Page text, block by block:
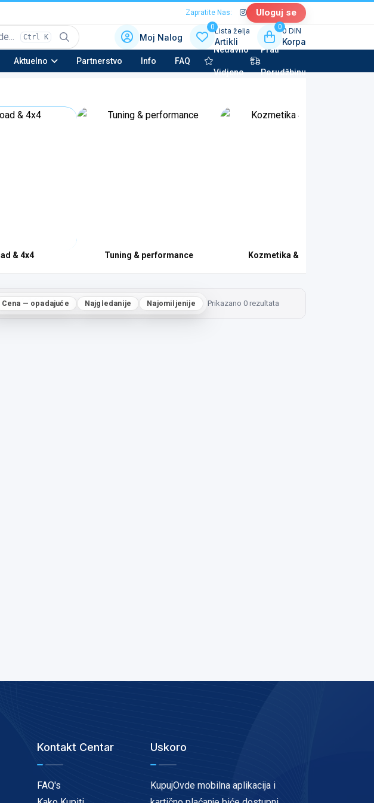
Zapratite Nas: Uloguj se
Izaberi kategoriju sa slikama
Ctrl K Moj Nalog
0Lista želja
Artikli
00 DIN
Korpa
Aktuelno Partnerstvo Info FAQ
Nedavno
Vidjeno
Prati
Porudžbinu
& 4x4 Tuning & performance Kozmetika & detailing
Cena — opadajuće Najgledanije Najomiljenije Prikazano 0 rezultata
Kontakt Centar
FAQ's
Uskoro
KupujOvde mobilna aplikacija i